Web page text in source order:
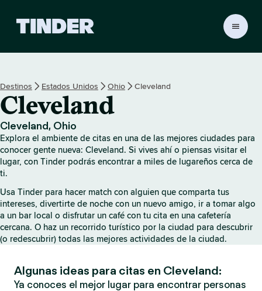
o
e
i
n
d
Destinos Estados Unidos Ohio Cleveland
Cleveland
Cleveland, Ohio
Explora el ambiente de citas en una de las mejores ciudades para
conocer gente nueva: Cleveland. Si vives ahí o piensas visitar el
lugar, con Tinder podrás encontrar a miles de lugareños cerca de
ti.
Usa Tinder para hacer match con alguien que comparta tus
intereses, divertirte de noche con un nuevo amigo, ir a tomar algo
a un bar local o disfrutar un café con tu cita en una cafetería
cercana. O haz un recorrido turístico por la ciudad para descubrir
(o redescubrir) todas las mejores actividades de la ciudad.
Algunas ideas para citas en Cleveland:
Ya conoces el mejor lugar para encontrar personas